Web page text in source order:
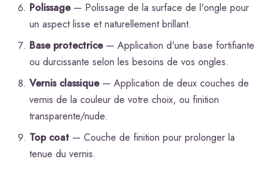
Polissage— Polissage de la surface de l'ongle pour
un aspect lisse et naturellement brillant.
Base protectrice— Application d'une base fortifiante
ou durcissante selon les besoins de vos ongles.
Vernis classique— Application de deux couches de
vernis de la couleur de votre choix, ou finition
transparente/nude.
Top coat — Couche de finition pour prolonger la
tenue du vernis.